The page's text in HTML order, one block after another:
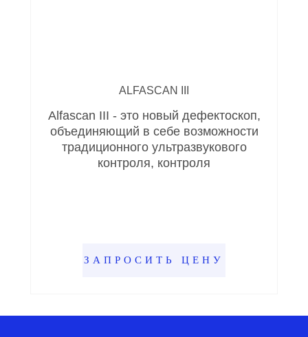
ALFASCAN III
Alfascan III - это новый дефектоскоп,
объединяющий в себе возможности
традиционного ультразвукового
контроля, контроля
ЗАПРОСИТЬ ЦЕНУ